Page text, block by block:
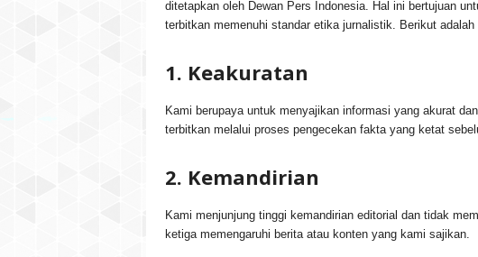
ditetapkan oleh Dewan Pers Indonesia. Hal ini bertujuan
terbitkan memenuhi standar etika jurnalistik. Berikut
1. Keakuratan
Kami berupaya untuk menyajikan informasi yang akurat
terbitkan melalui proses pengecekan fakta yang ketat
2. Kemandirian
Kami menjunjung tinggi kemandirian editorial dan tidak
ketiga memengaruhi berita atau konten yang kami sajikan.